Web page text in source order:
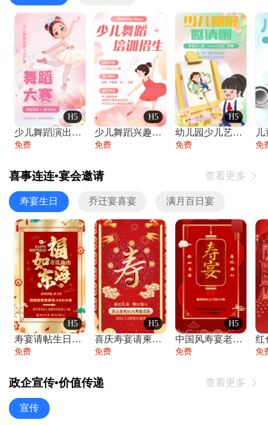
H5
少儿舞蹈演出舞蹈比赛跳舞大赛文艺汇演活动
免费
H5
少儿舞蹈兴趣班艺术培训学校招生宣传
免费
H5
幼儿园少儿艺术展览绘画展摄影作品展美术展
免费 免
喜事连连•宴会邀请 查看更多 
寿宴生日 乔迁宴喜宴 满月百日宴
H5
寿宴请帖生日宴邀请函老人寿星生日快乐祝寿
免费
H5
喜庆寿宴请柬老人生日宴会邀请函请柬过大寿
免费
H5
中国风寿宴老人生日宴会邀请函寿宴请帖请柬
免费 免
政企宣传•价值传递 查看更多 
宣传